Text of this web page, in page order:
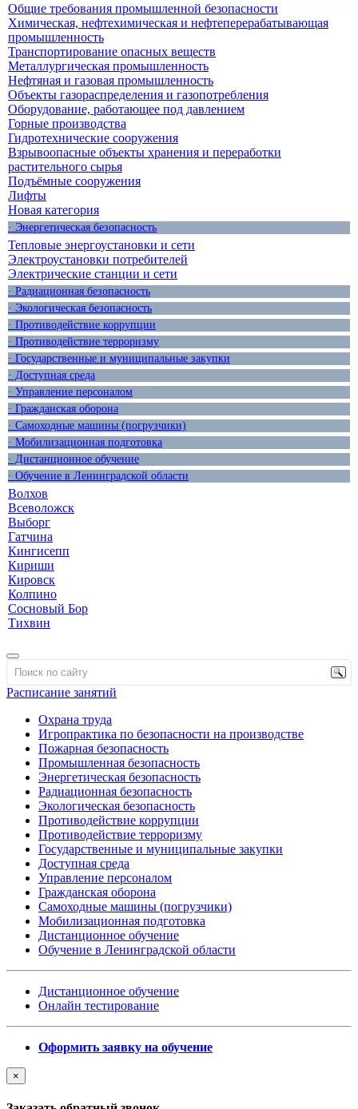
Общие требования промышленной безопасности
Химическая, нефтехимическая и нефтеперерабатывающая
промышленность
Транспортирование опасных веществ
Металлургическая промышленность
Нефтяная и газовая промышленность
Объекты газораспределения и газопотребления
Оборудование, работающее под давлением
Горные производства
Гидротехнические сооружения
Взрывоопасные объекты хранения и переработки
растительного сырья
Подъёмные сооружения
Лифты
Новая категория
· Энергетическая безопасность
Тепловые энергоустановки и сети
Электроустановки потребителей
Электрические станции и сети
· Радиационная безопасность
· Экологическая безопасность
· Противодействие коррупции
· Противодействие терроризму
· Государственные и муниципальные закупки
· Доступная среда
· Управление персоналом
· Гражданская оборона
· Самоходные машины (погрузчики)
· Мобилизационная подготовка
· Дистанционное обучение
· Обучение в Ленинградской области
Волхов
Всеволожск
Выборг
Гатчина
Кингисепп
Кириши
Кировск
Колпино
Сосновый Бор
Тихвин
Расписание занятий
Охрана труда
Игропрактика по безопасности на производстве
Пожарная безопасность
Промышленная безопасность
Энергетическая безопасность
Радиационная безопасность
Экологическая безопасность
Противодействие коррупции
Противодействие терроризму
Государственные и муниципальные закупки
Доступная среда
Управление персоналом
Гражданская оборона
Самоходные машины (погрузчики)
Мобилизационная подготовка
Дистанционное обучение
Обучение в Ленинградской области
Дистанционное обучение
Онлайн тестирование
Оформить заявку на обучение
×